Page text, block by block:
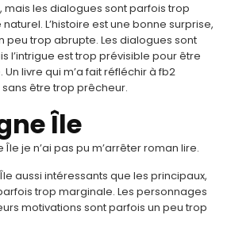
mais les dialogues sont parfois trop
L’histoire est une bonne surprise,
peu trop abrupte. Les dialogues sont
l’intrigue est trop prévisible pour être
livre qui m’a fait réfléchir à fb2
être trop prêcheur.
Île
Île je n’ai pas pu m’arrêter roman lire.
aussi intéressants que les principaux,
trop marginale. Les personnages
motivations sont parfois un peu trop